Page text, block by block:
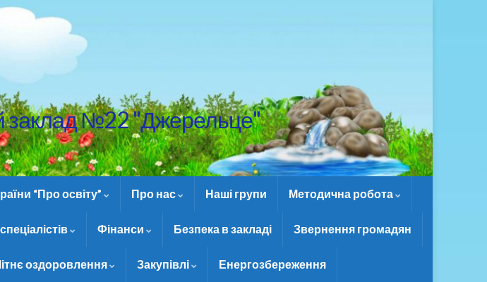
заклад №22 "Джерельце"
“Про освіту” Про нас Наші групи Методична робота
Фінанси Безпека в закладі Звернення громадян
оздоровлення Закупівлі Енергозбереження